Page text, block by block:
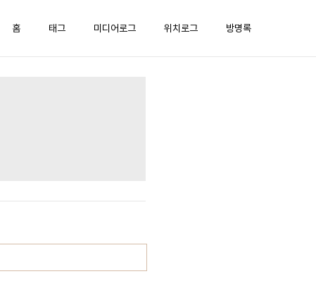
홈 태그 미디어로그 위치로그 방명록